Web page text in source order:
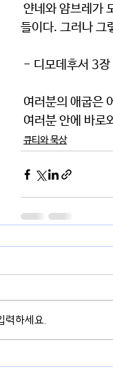
들이다. 그러나 그
- 디모데후서 3
여러분의 애굽은
여러분 안에 바로
큐티와 묵상
력하세요.